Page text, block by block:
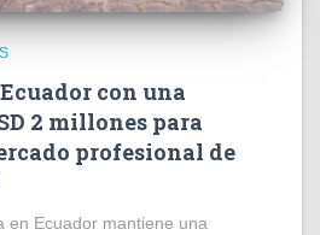
con una
2 millones para
profesional de
en Ecuador mantiene una